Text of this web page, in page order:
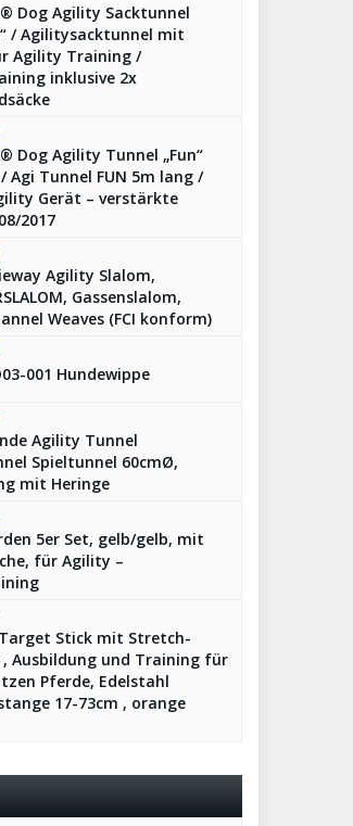
Dog Agility Sacktunnel
/ Agilitysacktunnel mit
Agility Training /
inklusive 2x
Dog Agility Tunnel „Fun“
Agi Tunnel FUN 5m lang /
Gerät – verstärkte
2017
Agility Slalom,
Gassenslalom,
Weaves (FCI konform)
001 Hundewippe
Agility Tunnel
Spieltunnel 60cmØ,
mit Heringe
5er Set, gelb/gelb, mit
für Agility –
Stick mit Stretch-
Ausbildung und Training für
Pferde, Edelstahl
17-73cm , orange